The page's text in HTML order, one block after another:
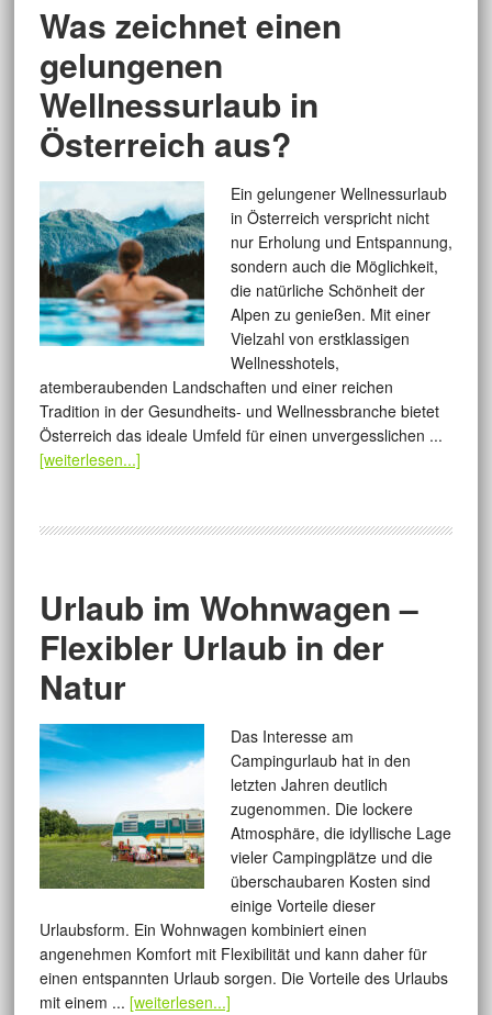
Was zeichnet einen
gelungenen
Wellnessurlaub in
Österreich aus?
Ein gelungener Wellnessurlaub
in Österreich verspricht nicht
nur Erholung und Entspannung,
sondern auch die Möglichkeit,
die natürliche Schönheit der
Alpen zu genießen. Mit einer
Vielzahl von erstklassigen
Wellnesshotels,
atemberaubenden Landschaften und einer reichen
Tradition in der Gesundheits- und Wellnessbranche bietet
Österreich das ideale Umfeld für einen unvergesslichen ...
[weiterlesen...]
Urlaub im Wohnwagen –
Flexibler Urlaub in der
Natur
Das Interesse am
Campingurlaub hat in den
letzten Jahren deutlich
zugenommen. Die lockere
Atmosphäre, die idyllische Lage
vieler Campingplätze und die
überschaubaren Kosten sind
einige Vorteile dieser
Urlaubsform. Ein Wohnwagen kombiniert einen
angenehmen Komfort mit Flexibilität und kann daher für
einen entspannten Urlaub sorgen. Die Vorteile des Urlaubs
mit einem ... [weiterlesen...]